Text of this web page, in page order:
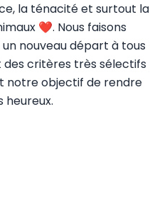
la ténacité et surtout la
❤️. Nous faisons
nouveau départ à tous
des critères très sélectifs
notre objectif de rendre
heureux.